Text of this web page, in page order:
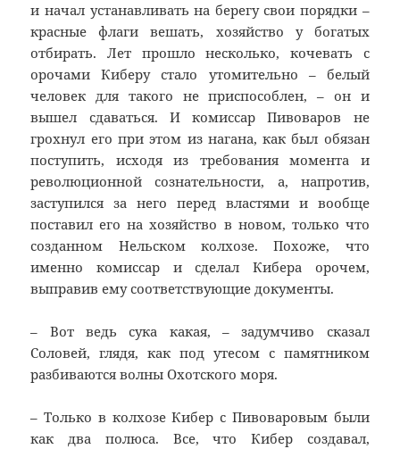
и начал устанавливать на берегу свои порядки –
красные флаги вешать, хозяйство у богатых
отбирать. Лет прошло несколько, кочевать с
орочами Киберу стало утомительно – белый
человек для такого не приспособлен, – он и
вышел сдаваться. И комиссар Пивоваров не
грохнул его при этом из нагана, как был обязан
поступить, исходя из требования момента и
революционной сознательности, а, напротив,
заступился за него перед властями и вообще
поставил его на хозяйство в новом, только что
созданном Нельском колхозе. Похоже, что
именно комиссар и сделал Кибера орочем,
выправив ему соответствующие документы.
– Вот ведь сука какая, – задумчиво сказал
Соловей, глядя, как под утесом с памятником
разбиваются волны Охотского моря.
– Только в колхозе Кибер с Пивоваровым были
как два полюса. Все, что Кибер создавал,